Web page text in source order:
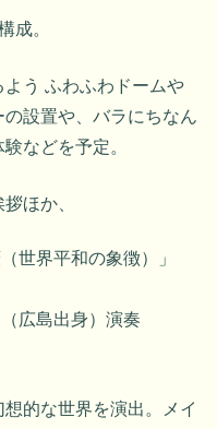
成。
う ふわふわドームや
設置や、バラにちなん
などを予定。
ほか、
世界平和の象徴）」
広島出身）演奏
的な世界を演出。メイ